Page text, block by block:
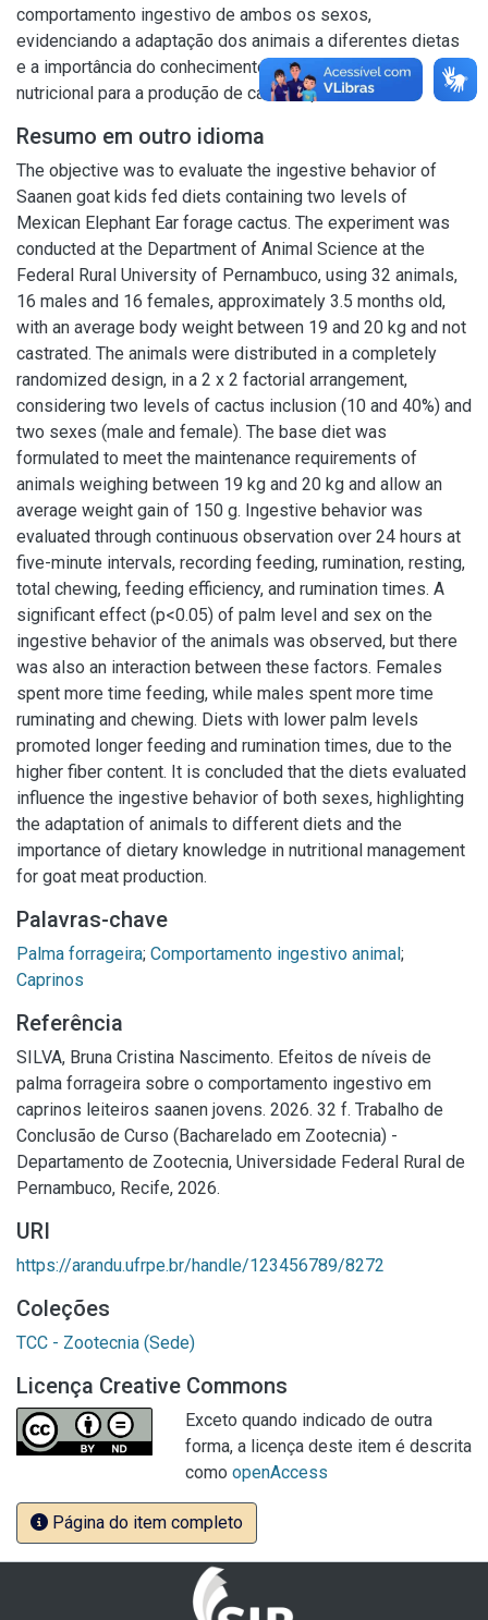
comportamento ingestivo de ambos os sexos,
evidenciando a adaptação dos animais a diferentes dietas
e a importância do conhecimento da dieta no manejo
nutricional para a produção de carne caprina.
Resumo em outro idioma
The objective was to evaluate the ingestive behavior of
Saanen goat kids fed diets containing two levels of
Mexican Elephant Ear forage cactus. The experiment was
conducted at the Department of Animal Science at the
Federal Rural University of Pernambuco, using 32 animals,
16 males and 16 females, approximately 3.5 months old,
with an average body weight between 19 and 20 kg and not
castrated. The animals were distributed in a completely
randomized design, in a 2 x 2 factorial arrangement,
considering two levels of cactus inclusion (10 and 40%) and
two sexes (male and female). The base diet was
formulated to meet the maintenance requirements of
animals weighing between 19 kg and 20 kg and allow an
average weight gain of 150 g. Ingestive behavior was
evaluated through continuous observation over 24 hours at
five-minute intervals, recording feeding, rumination, resting,
total chewing, feeding efficiency, and rumination times. A
significant effect (p<0.05) of palm level and sex on the
ingestive behavior of the animals was observed, but there
was also an interaction between these factors. Females
spent more time feeding, while males spent more time
ruminating and chewing. Diets with lower palm levels
promoted longer feeding and rumination times, due to the
higher fiber content. It is concluded that the diets evaluated
influence the ingestive behavior of both sexes, highlighting
the adaptation of animals to different diets and the
importance of dietary knowledge in nutritional management
for goat meat production.
Palavras-chave
Palma forrageira; Comportamento ingestivo animal;
Caprinos
Referência
SILVA, Bruna Cristina Nascimento. Efeitos de níveis de
palma forrageira sobre o comportamento ingestivo em
caprinos leiteiros saanen jovens. 2026. 32 f. Trabalho de
Conclusão de Curso (Bacharelado em Zootecnia) -
Departamento de Zootecnia, Universidade Federal Rural de
Pernambuco, Recife, 2026.
URI
https://arandu.ufrpe.br/handle/123456789/8272
Coleções
TCC - Zootecnia (Sede)
Licença Creative Commons
Exceto quando indicado de outra
forma, a licença deste item é descrita
como openAccess
Página do item completo